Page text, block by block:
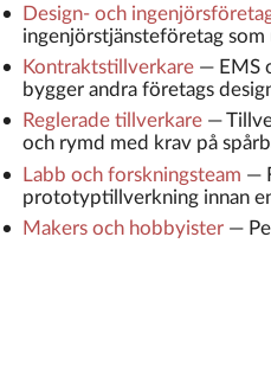
Design- och
ingenjörstjänsteföretag
Kontraktstillverkare— EMS
bygger andra företags
Reglerade tillverkare—
och rymd med krav på
Labb och forskningsteam —
prototyptillverkning innan
Makers och hobbyister—